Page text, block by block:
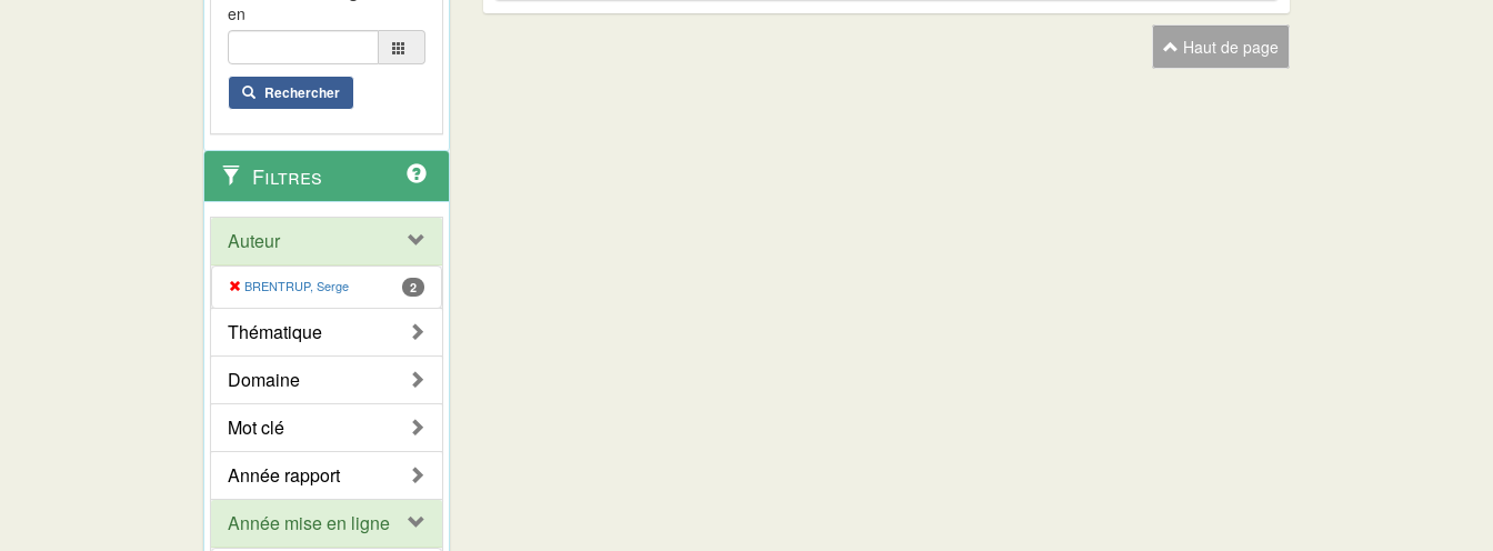
en
Rechercher
Filtres
Auteur
BRENTRUP, Serge 2
Thématique
Domaine
Mot clé
Année rapport
Année mise en ligne
Haut de page